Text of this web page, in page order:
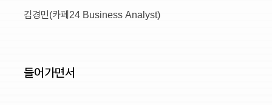
김경민(카페24 Business Analyst)
들어가면서